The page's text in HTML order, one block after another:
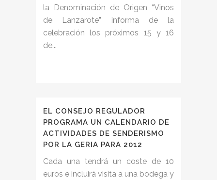
la Denominación de Origen “Vinos
de Lanzarote” informa de la
celebración los próximos 15 y 16
de...
EL CONSEJO REGULADOR
PROGRAMA UN CALENDARIO DE
ACTIVIDADES DE SENDERISMO
POR LA GERIA PARA 2012
Cada una tendrá un coste de 10
euros e incluirá visita a una bodega y